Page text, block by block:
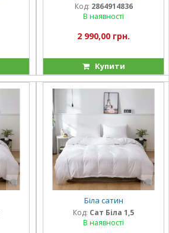
Код: 2864914836
В наявності
2 990,00 грн.
Купити
Біла сатин
Код: Сат Біла 1,5
В наявності